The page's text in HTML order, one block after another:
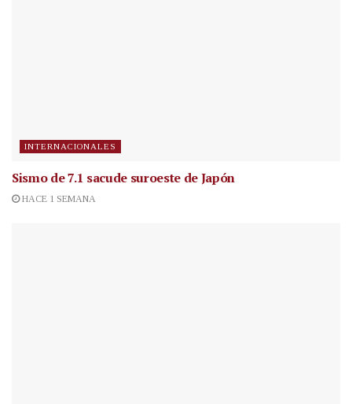
INTERNACIONALES
Sismo de 7.1 sacude suroeste de Japón
HACE 1 SEMANA